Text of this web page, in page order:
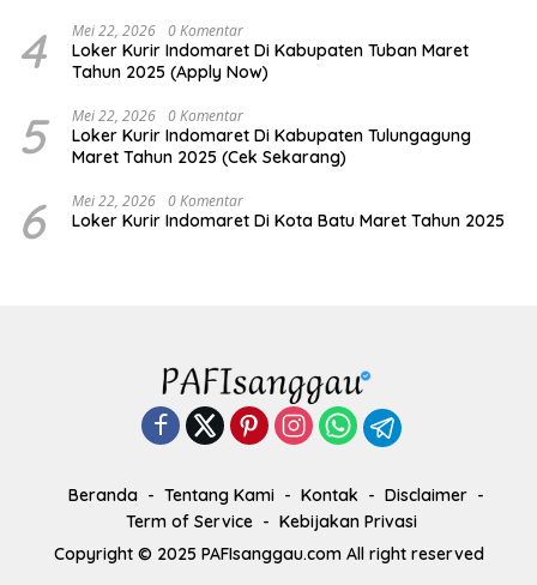
4 Mei 22, 2026 0 Komentar
Loker Kurir Indomaret Di Kabupaten Tuban Maret
Tahun 2025 (Apply Now)
5 Mei 22, 2026 0 Komentar
Loker Kurir Indomaret Di Kabupaten Tulungagung
Maret Tahun 2025 (Cek Sekarang)
6 Mei 22, 2026 0 Komentar
Loker Kurir Indomaret Di Kota Batu Maret Tahun 2025
Beranda Tentang Kami Kontak
Disclaimer
Term of Service
Kebijakan Privasi
Copyright © 2025 PAFIsanggau.com All right reserved